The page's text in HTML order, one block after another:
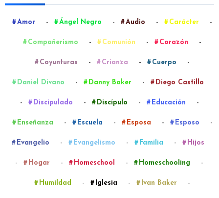
Amor - Ángel Negro - Audio - Carácter -
Compañerismo - Comunión - Corazón -
Coyunturas - Crianza - Cuerpo -
Daniel Divano - Danny Baker - Diego Castillo
- Discipulado - Discípulo - Educación -
Enseñanza - Escuela - Esposa - Esposo -
Evangelio - Evangelismo - Familia - Hijos
- Hogar - Homeschool - Homeschooling -
Humildad - Iglesia - Ivan Baker -